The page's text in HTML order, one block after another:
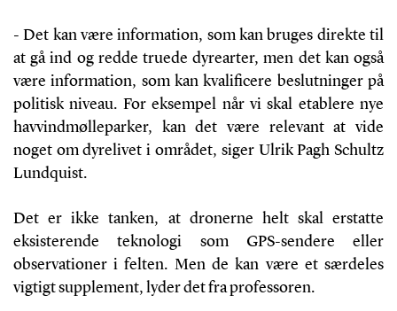
- Det kan være information, som kan bruges direkte til
at gå ind og redde truede dyrearter, men det kan også
være information, som kan kvalificere beslutninger på
politisk niveau. For eksempel når vi skal etablere nye
havvindmølleparker, kan det være relevant at vide
noget om dyrelivet i området, siger Ulrik Pagh Schultz
Lundquist.
Det er ikke tanken, at dronerne helt skal erstatte
eksisterende teknologi som GPS-sendere eller
observationer i felten. Men de kan være et særdeles
vigtigt supplement, lyder det fra professoren.